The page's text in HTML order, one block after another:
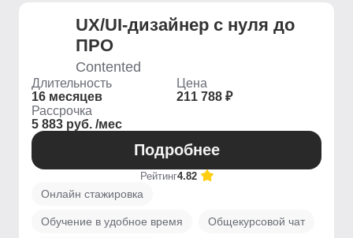
UX/UI-дизайнер с нуля до
ПРО
Contented
Длительность
16 месяцев
Цена
211 788 ₽
Рассрочка
5 883 руб. /мес
Подробнее
Рейтинг4.82
Онлайн стажировка
Обучение в удобное время Общекурсовой чат